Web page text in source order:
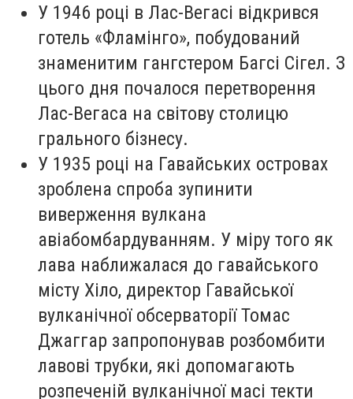
У 1946 році в Лас-Вегасі відкрився
готель «Фламінго», побудований
знаменитим гангстером Багсі Сігел. З
цього дня почалося перетворення
Лас-Вегаса на світову столицю
грального бізнесу.
У 1935 році на Гавайських островах
зроблена спроба зупинити
виверження вулкана
авіабомбардуванням. У міру того як
лава наближалася до гавайського
місту Хіло, директор Гавайської
вулканічної обсерваторії Томас
Джаггар запропонував розбомбити
лавові трубки, які допомагають
розпеченій вулканічної масі текти